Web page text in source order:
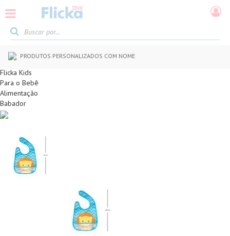
PRODUTOS PERSONALIZADOS COM NOME
Flicka Kids
Para o Bebê
Alimentação
Babador